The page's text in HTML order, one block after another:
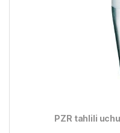
PZR tahlili